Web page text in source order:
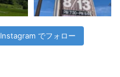
Instagram でフォロー